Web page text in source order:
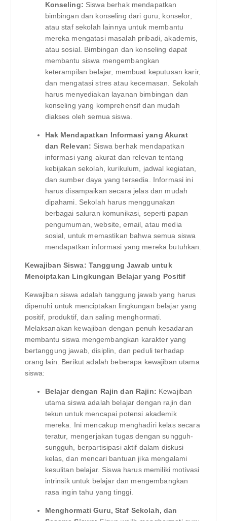
Konseling: Siswa berhak mendapatkan
bimbingan dan konseling dari guru, konselor,
atau staf sekolah lainnya untuk membantu
mereka mengatasi masalah pribadi, akademis,
atau sosial. Bimbingan dan konseling dapat
membantu siswa mengembangkan
keterampilan belajar, membuat keputusan karir,
dan mengatasi stres atau kecemasan. Sekolah
harus menyediakan layanan bimbingan dan
konseling yang komprehensif dan mudah
diakses oleh semua siswa.
Hak Mendapatkan Informasi yang Akurat
dan Relevan: Siswa berhak mendapatkan
informasi yang akurat dan relevan tentang
kebijakan sekolah, kurikulum, jadwal kegiatan,
dan sumber daya yang tersedia. Informasi ini
harus disampaikan secara jelas dan mudah
dipahami. Sekolah harus menggunakan
berbagai saluran komunikasi, seperti papan
pengumuman, website, email, atau media
sosial, untuk memastikan bahwa semua siswa
mendapatkan informasi yang mereka butuhkan.
Kewajiban Siswa: Tanggung Jawab untuk
Menciptakan Lingkungan Belajar yang Positif
Kewajiban siswa adalah tanggung jawab yang harus
dipenuhi untuk menciptakan lingkungan belajar yang
positif, produktif, dan saling menghormati.
Melaksanakan kewajiban dengan penuh kesadaran
membantu siswa mengembangkan karakter yang
bertanggung jawab, disiplin, dan peduli terhadap
orang lain. Berikut adalah beberapa kewajiban utama
siswa:
Belajar dengan Rajin dan Rajin: Kewajiban
utama siswa adalah belajar dengan rajin dan
tekun untuk mencapai potensi akademik
mereka. Ini mencakup menghadiri kelas secara
teratur, mengerjakan tugas dengan sungguh-
sungguh, berpartisipasi aktif dalam diskusi
kelas, dan mencari bantuan jika mengalami
kesulitan belajar. Siswa harus memiliki motivasi
intrinsik untuk belajar dan mengembangkan
rasa ingin tahu yang tinggi.
Menghormati Guru, Staf Sekolah, dan